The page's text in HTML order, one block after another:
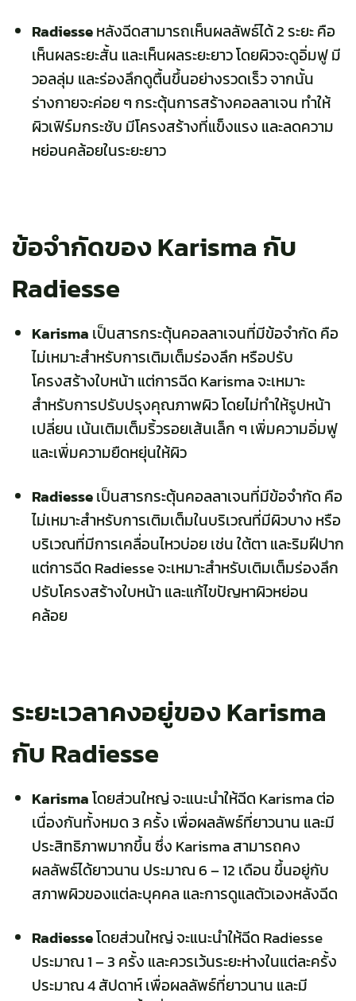
Radiesseหลังฉีดสามารถเห็นผลลัพธ์ได้ 2 ระยะ คือ
เห็นผลระยะสั้น และเห็นผลระยะยาว โดยผิวจะดูอิ่มฟู มี
วอลลุ่ม และร่องลึกดูตื้นขึ้นอย่างรวดเร็ว จากนั้น
ร่างกายจะค่อย ๆ กระตุ้นการสร้างคอลลาเจน ทำให้
ผิวเฟิร์มกระชับ มีโครงสร้างที่แข็งแรง และลดความ
หย่อนคล้อยในระยะยาว
ข้อจำกัดของ Karisma กับ
Radiesse
Karisma เป็นสารกระตุ้นคอลลาเจนที่มีข้อจำกัด คือ
ไม่เหมาะสำหรับการเติมเต็มร่องลึก หรือปรับ
โครงสร้างใบหน้า แต่การฉีด Karisma จะเหมาะ
สำหรับการปรับปรุงคุณภาพผิว โดยไม่ทำให้รูปหน้า
เปลี่ยน เน้นเติมเต็มริ้วรอยเส้นเล็ก ๆ เพิ่มความอิ่มฟู
และเพิ่มความยืดหยุ่นให้ผิว
Radiesseเป็นสารกระตุ้นคอลลาเจนที่มีข้อจำกัด คือ
ไม่เหมาะสำหรับการเติมเต็มในบริเวณที่มีผิวบาง หรือ
บริเวณที่มีการเคลื่อนไหวบ่อย เช่น ใต้ตา และริมฝีปาก
แต่การฉีด Radiesse จะเหมาะสำหรับเติมเต็มร่องลึก
ปรับโครงสร้างใบหน้า และแก้ไขปัญหาผิวหย่อน
คล้อย
ระยะเวลาคงอยู่ของ Karisma
กับ Radiesse
Karismaโดยส่วนใหญ่ จะแนะนำให้ฉีด Karisma ต่อ
เนื่องกันทั้งหมด 3 ครั้ง เพื่อผลลัพธ์ที่ยาวนาน และมี
ประสิทธิภาพมากขึ้น ซึ่ง Karisma สามารถคง
ผลลัพธ์ได้ยาวนาน ประมาณ 6 – 12 เดือน ขึ้นอยู่กับ
สภาพผิวของแต่ละบุคคล และการดูแลตัวเองหลังฉีด
Radiesseโดยส่วนใหญ่ จะแนะนำให้ฉีด Radiesse
ประมาณ 1 – 3 ครั้ง และควรเว้นระยะห่างในแต่ละครั้ง
ประมาณ 4 สัปดาห์ เพื่อผลลัพธ์ที่ยาวนาน และมี